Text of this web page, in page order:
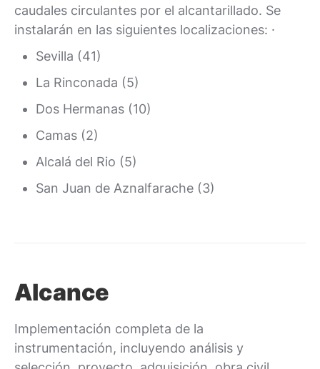
caudales circulantes por el alcantarillado. Se
instalarán en las siguientes localizaciones: ·
Sevilla (41)
La Rinconada (5)
Dos Hermanas (10)
Camas (2)
Alcalá del Rio (5)
San Juan de Aznalfarache (3)
Alcance
Implementación completa de la
instrumentación, incluyendo análisis y